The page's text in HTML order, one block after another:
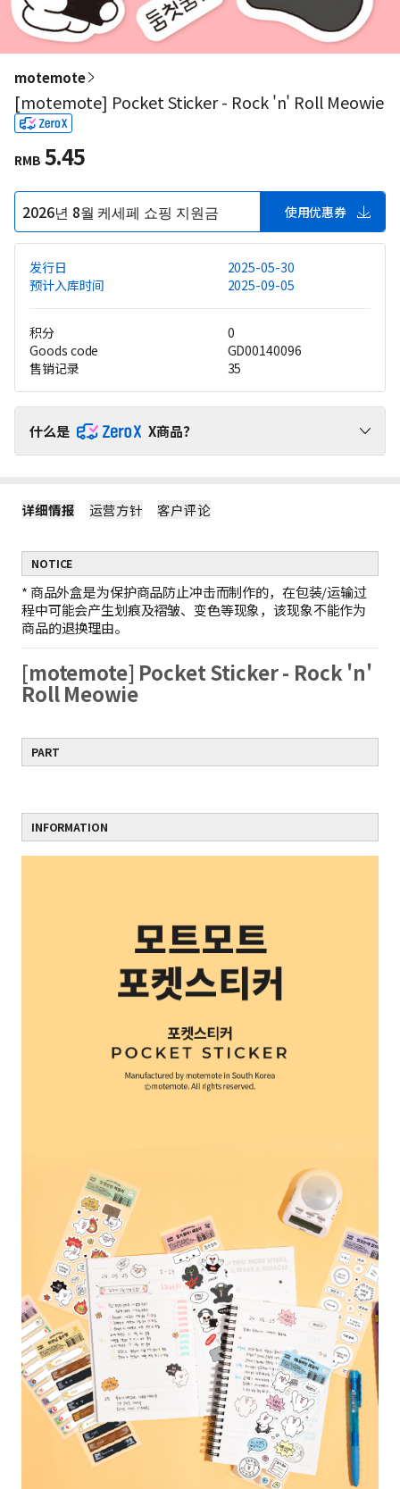
motemote
[motemote] Pocket Sticker - Rock 'n' Roll Meowie
RMB 5.45
2026년 8월 케세페 쇼핑 지원금 使用优惠券
发行日
2025-05-30
预计入库时间
2025-09-05
积分
0
Goods code
GD00140096
售销记录
35
什么是 X商品？
1 ZeroX商品不产生运费
（ZeroX商品免邮。）
2 只购买ZeroX商品时，产生最低运费
如果只购买ZeroX商品，运费按最轻商品的重量计算。
示例：1件ZeroX商品的运费 = 10件ZeroX商品的运费
3 购满399元ZeroX商品，免邮！
如果订单中仅包含价值399元及以上的ZeroX商品，则全单免邮！
详细情报 运营方针 客户评论
NOTICE
* 商品外盒是为保护商品防止冲击而制作的，在包装/运输过
程中可能会产生划痕及褶皱、变色等现象，该现象不能作为
商品的退换理由。
[motemote] Pocket Sticker - Rock 'n'
Roll Meowie
PART
INFORMATION